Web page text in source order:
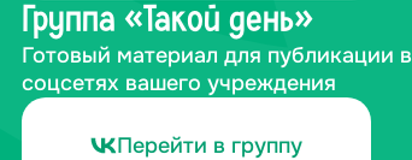
Группа «Такой день»
Готовый материал для публикации в
соцсетях вашего учреждения
Перейти в группу